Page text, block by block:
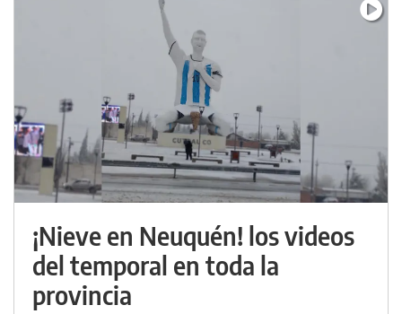
¡Nieve en Neuquén! los videos
del temporal en toda la
provincia